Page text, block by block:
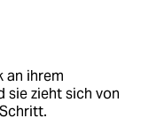
an ihrem
sie zieht sich von